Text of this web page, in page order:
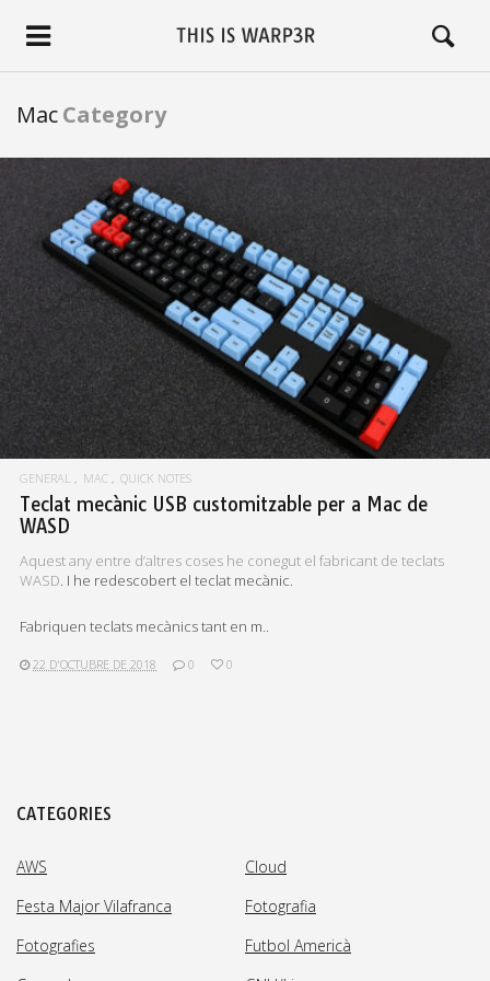
MacCategory
READ MORE
GENERAL MAC QUICK NOTES
Teclat mecànic USB customitzable per a Mac de
WASD
Aquest any entre d’altres coses he conegut el fabricant de teclats
WASD. I he redescobert el teclat mecànic.
Fabriquen teclats mecànics tant en m..
22 D'OCTUBRE DE 2018 0 0
CATEGORIES
AWS
Cloud
Festa Major Vilafranca
Fotografia
Fotografies
Futbol Americà